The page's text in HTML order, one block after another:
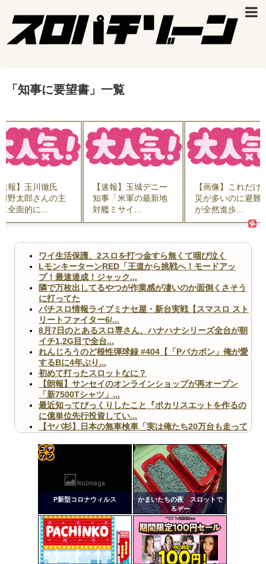
「 知事に要望書 」 一覧
報】玉川徹氏
野太郎さんの主
全面的に...
【速報】玉城デニー
知事「米軍の最新地
対艦ミサイ...
【画像】これだけ
災が多いのに避難
が全然進歩...
ワイ生活保護、2スロを打つ金すら無くて咽び泣く
LモンキーターンRED「王道から挑戦へ！モードアッ
プ！最速達成！ジャック...
隣で万枚出してるやつが作業感が凄いのか面倒くさそう
に打ってた
パチスロ情報ライブミナセ屋・新台実戦【スマスロ スト
リートファイター6/...
8月7日のとあるスロ専さん、ハナハナシリーズ全台が朝
イチ1,2G目で全台...
れんじろうのど根性弾球録 #404【「Pバカボン」俺が愛
するBに4年ぶり...
初めて打ったスロットなに？
【朗報】サンセイのオンラインショップが再オープン
「新7500Tシャツ」...
最近知ってびっくりしたこと『ポカリスエットを作るの
に億単位先行投資してい...
【ヤバ杉】日本の無車検車「実は俺たち20万台も走って
【閲覧注意】俺が近くにいると機械が壊れるんだけどさ
【画像】ペプシコーラ社、「こういうのでいいんだよ」
Powered by livedoor 相互RSS
P新型コロナウィルス
かまいたちの夜 スロットで
るぞー
定リ
ンク
自動